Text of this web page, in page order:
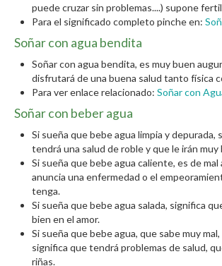
puede cruzar sin problemas....) supone
Para el significado completo pinche en:
Soñar con agua bendita
Soñar con agua bendita, es muy buen
disfrutará de una buena salud tanto física
Para ver enlace relacionado: Soñar con
Soñar con beber agua
Si sueña que bebe agua limpia y depurada,
tendrá una salud de roble y que le irán
Si sueña que bebe agua caliente, es de mal
anuncia una enfermedad o el
tenga.
Si sueña que bebe agua salada, significa
bien en el amor.
Si sueña que bebe agua, que sabe muy
significa que tendrá problemas de salud,
riñas.